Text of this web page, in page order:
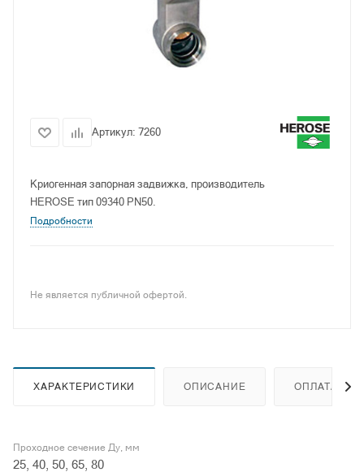
Артикул: 7260
Криогенная запорная задвижка, производитель
HEROSE тип 09340 PN50.
Подробности
Не является публичной офертой.
ХАРАКТЕРИСТИКИ ОПИСАНИЕ ОПЛАТА
Проходное сечение Ду, мм
25, 40, 50, 65, 80